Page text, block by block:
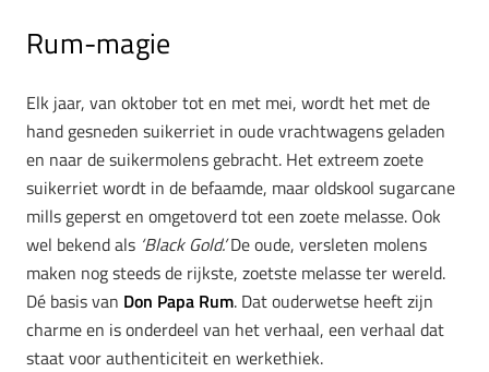
Rum-magie
Elk jaar, van oktober tot en met mei, wordt het met de
hand gesneden suikerriet in oude vrachtwagens geladen
en naar de suikermolens gebracht. Het extreem zoete
suikerriet wordt in de befaamde, maar oldskool sugarcane
mills geperst en omgetoverd tot een zoete melasse. Ook
wel bekend als ‘Black Gold.’De oude, versleten molens
maken nog steeds de rijkste, zoetste melasse ter wereld.
Dé basis van Don Papa Rum. Dat ouderwetse heeft zijn
charme en is onderdeel van het verhaal, een verhaal dat
staat voor authenticiteit en werkethiek.